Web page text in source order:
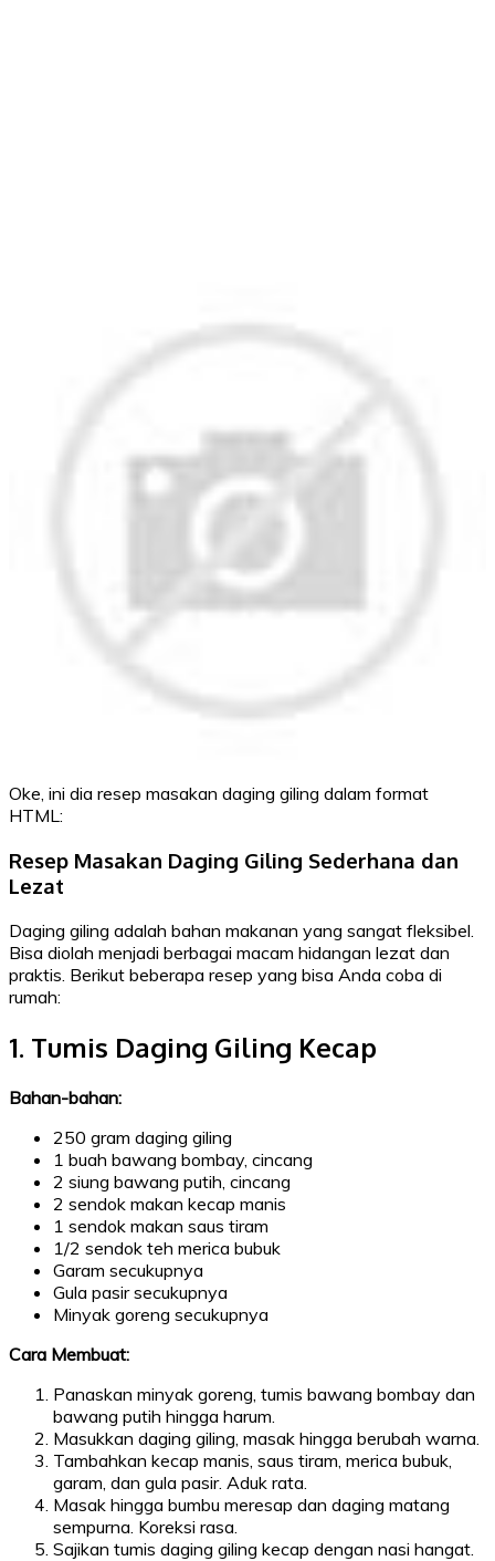
Oke, ini dia resep masakan daging giling dalam format
HTML:
Resep Masakan Daging Giling Sederhana dan
Lezat
Daging giling adalah bahan makanan yang sangat fleksibel.
Bisa diolah menjadi berbagai macam hidangan lezat dan
praktis. Berikut beberapa resep yang bisa Anda coba di
rumah:
1. Tumis Daging Giling Kecap
Bahan-bahan:
250 gram daging giling
1 buah bawang bombay, cincang
2 siung bawang putih, cincang
2 sendok makan kecap manis
1 sendok makan saus tiram
1/2 sendok teh merica bubuk
Garam secukupnya
Gula pasir secukupnya
Minyak goreng secukupnya
Cara Membuat:
Panaskan minyak goreng, tumis bawang bombay dan
bawang putih hingga harum.
Masukkan daging giling, masak hingga berubah warna.
Tambahkan kecap manis, saus tiram, merica bubuk,
garam, dan gula pasir. Aduk rata.
Masak hingga bumbu meresap dan daging matang
sempurna. Koreksi rasa.
Sajikan tumis daging giling kecap dengan nasi hangat.